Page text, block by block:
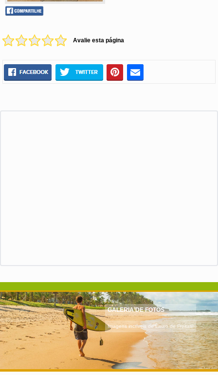
Avalie esta página
GALERIA DE FOTOS
Imagens incríveis de Lauro de Freitas!